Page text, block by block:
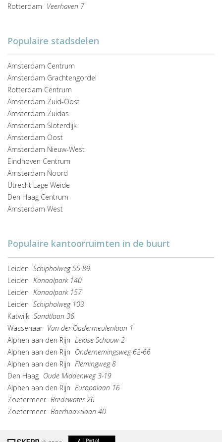
Rotterdam Veerhaven 7
Populaire stadsdelen
Amsterdam Centrum
Amsterdam Grachtengordel
Rotterdam Centrum
Amsterdam Zuid-Oost
Amsterdam Zuidas
Amsterdam Sloterdijk
Amsterdam Oost
Amsterdam Nieuw-West
Eindhoven Centrum
Amsterdam Noord
Utrecht Lage Weide
Den Haag Centrum
Amsterdam West
Populaire kantoorruimten in de buurt
Leiden Schipholweg 55-89
Leiden Kanaalpark 140
Leiden Kanaalpark 157
Leiden Schipholweg 103
Katwijk Sandtlaan 36
Wassenaar Van der Oudermeulenlaan 1
Alphen aan den Rijn Leidse Schouw 2
Alphen aan den Rijn Ondernemingsweg 62-66
Alphen aan den Rijn Flemingweg 8
Den Haag Oude Middenweg 3-19
Alphen aan den Rijn Europalaan 16
Zoetermeer Bredewater 26
Zoetermeer Boerhaavelaan 40